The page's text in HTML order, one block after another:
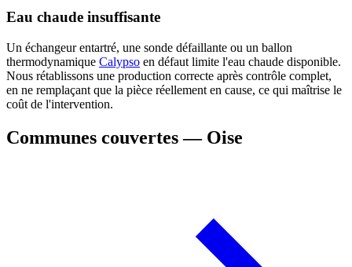
Eau chaude insuffisante
Un échangeur entartré, une sonde défaillante ou un ballon
thermodynamique Calypso en défaut limite l'eau chaude disponible.
Nous rétablissons une production correcte après contrôle complet,
en ne remplaçant que la pièce réellement en cause, ce qui maîtrise le
coût de l'intervention.
Communes couvertes — Oise